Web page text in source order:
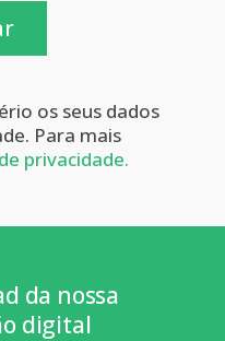
os seus dados
Para mais
privacidade.
da nossa
digital